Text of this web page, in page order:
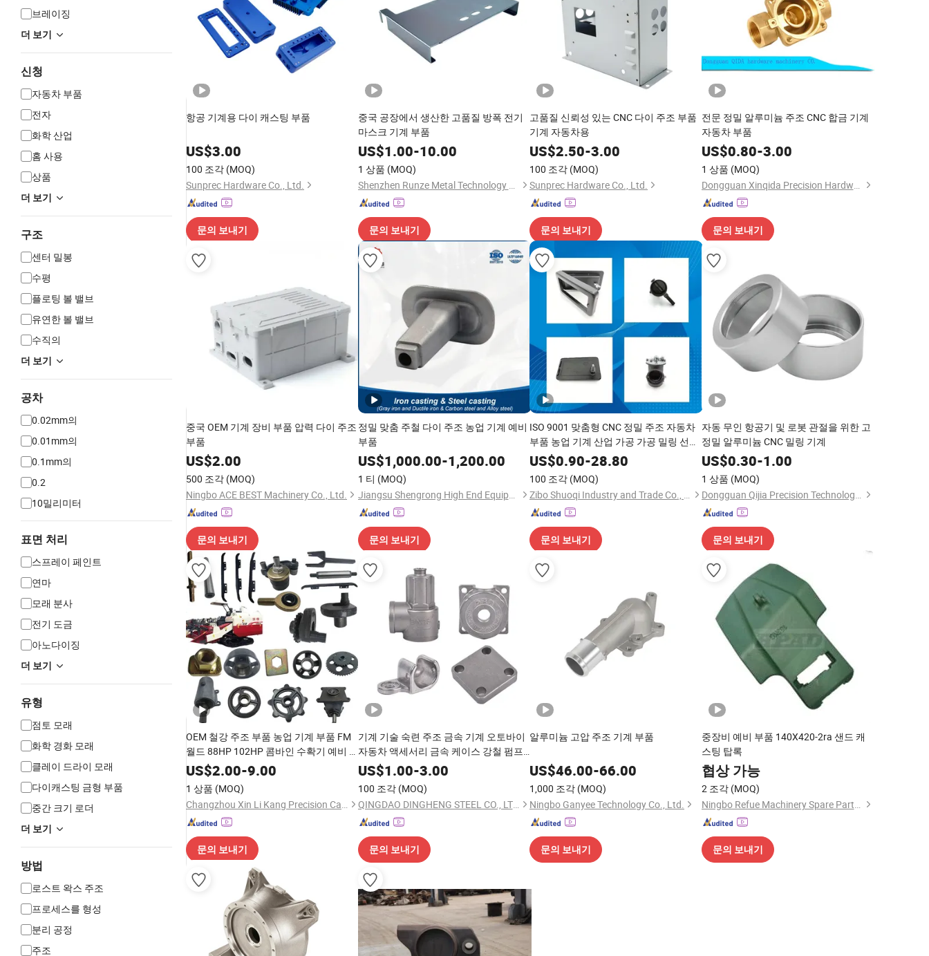
브레이징
더 보기
신청
자동차 부품
전자
화학 산업
홈 사용
상품
더 보기
구조
센터 밀봉
수평
플로팅 볼 밸브
유연한 볼 밸브
수직의
더 보기
공차
0.02mm의
0.01mm의
0.1mm의
0.2
10밀리미터
표면 처리
스프레이 페인트
연마
모래 분사
전기 도금
아노다이징
더 보기
유형
점토 모래
화학 경화 모래
클레이 드라이 모래
다이캐스팅 금형 부품
중간 크기 로더
더 보기
방법
로스트 왁스 주조
프로세스를 형성
분리 공정
주조
항공 기계용 다이 캐스팅 부품
US$3.00
100 조각 (MOQ)
Sunprec Hardware Co., Ltd.
문의 보내기
중국 공장에서 생산한 고품질 방폭 전기
마스크 기계 부품
US$1.00-10.00
1 상품 (MOQ)
Shenzhen Runze Metal Technology Co., Ltd.
문의 보내기
고품질 신뢰성 있는 CNC 다이 주조 부품
기계 자동차용
US$2.50-3.00
100 조각 (MOQ)
Sunprec Hardware Co., Ltd.
문의 보내기
전문 정밀 알루미늄 주조 CNC 합금 기계
자동차 부품
US$0.80-3.00
1 상품 (MOQ)
Dongguan Xinqida Precision Hardware Accessories Co., Ltd.
문의 보내기
중국 OEM 기계 장비 부품 압력 다이 주조
부품
US$2.00
500 조각 (MOQ)
Ningbo ACE BEST Machinery Co., Ltd.
문의 보내기
정밀 맞춤 주철 다이 주조 농업 기계 예비
부품
US$1,000.00-1,200.00
1 티 (MOQ)
Jiangsu Shengrong High End Equipment Manufacturing Industry Co., Ltd
문의 보내기
ISO 9001 맞춤형 CNC 정밀 주조 자동차
부품 농업 기계 산업 가공 가공 밀링 선반
주철 예비 기계 금속 부품
US$0.90-28.80
100 조각 (MOQ)
Zibo Shuoqi Industry and Trade Co., Ltd.
문의 보내기
자동 무인 항공기 및 로봇 관절을 위한 고
정밀 알루미늄 CNC 밀링 기계
US$0.30-1.00
1 상품 (MOQ)
Dongguan Qijia Precision Technology Co., LTD
문의 보내기
OEM 철강 주조 부품 농업 기계 부품 FM
월드 88HP 102HP 콤바인 수확기 예비 부
품
US$2.00-9.00
1 상품 (MOQ)
Changzhou Xin Li Kang Precision Casting Co., Ltd.
문의 보내기
기계 기술 숙련 주조 금속 기계 오토바이
자동차 액세서리 금속 케이스 강철 펌프
밸브 모터 티타늄 공급 가공 부품
US$1.00-3.00
100 조각 (MOQ)
QINGDAO DINGHENG STEEL CO., LTD.
문의 보내기
알루미늄 고압 주조 기계 부품
US$46.00-66.00
1,000 조각 (MOQ)
Ningbo Ganyee Technology Co., Ltd.
문의 보내기
중장비 예비 부품 140X420-2ra 샌드 캐
스팅 탑록
협상 가능
2 조각 (MOQ)
Ningbo Refue Machinery Spare Parts Co., Ltd.
문의 보내기